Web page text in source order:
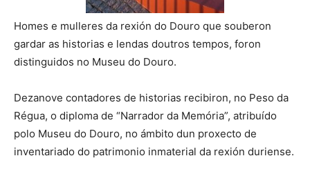
Homes e mulleres da rexión do Douro que souberon
gardar as historias e lendas doutros tempos, foron
distinguidos no Museu do Douro.
Dezanove contadores de historias recibiron, no Peso da
Régua, o diploma de “Narrador da Memória”, atribuído
polo Museu do Douro, no ámbito dun proxecto de
inventariado do patrimonio inmaterial da rexión duriense.